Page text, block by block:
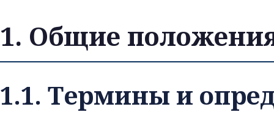
1. Общие
1.1. Термины и